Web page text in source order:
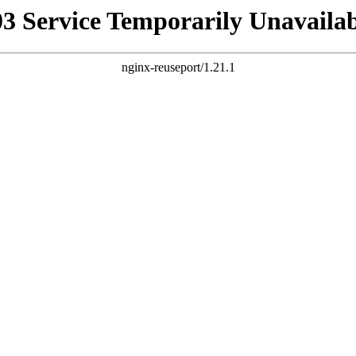
Service Temporarily
nginx-reuseport/1.21.1